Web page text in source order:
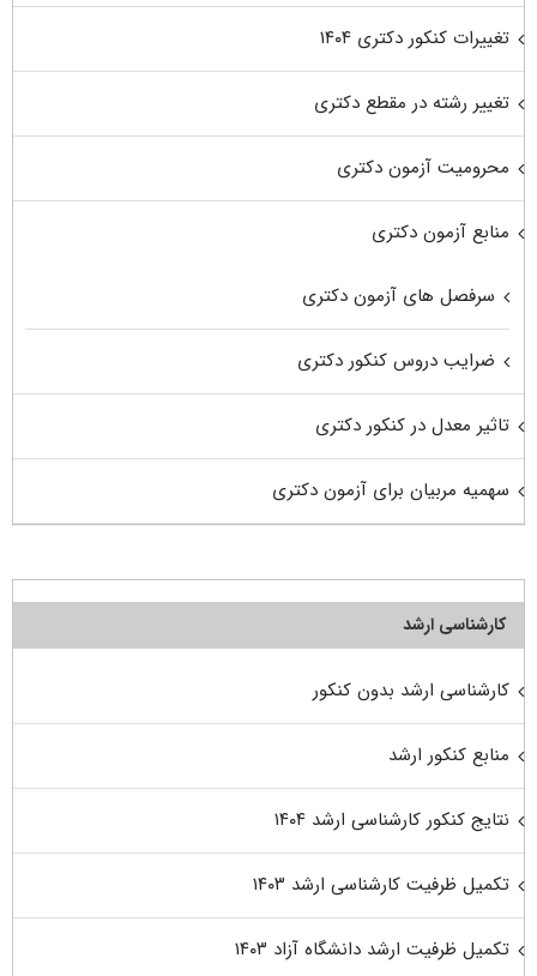
تغییرات کنکور دکتری ۱۴۰۴
تغییر رشته در مقطع دکتری
محرومیت آزمون دکتری
منابع آزمون دکتری
سرفصل های آزمون دکتری
ضرایب دروس کنکور دکتری
تاثیر معدل در کنکور دکتری
سهمیه مربیان برای آزمون دکتری
کارشناسی ارشد
کارشناسی ارشد بدون کنکور
منابع کنکور ارشد
نتایج کنکور کارشناسی ارشد ۱۴۰۴
تکمیل ظرفیت کارشناسی ارشد ۱۴۰۳
تکمیل ظرفیت ارشد دانشگاه آزاد ۱۴۰۳